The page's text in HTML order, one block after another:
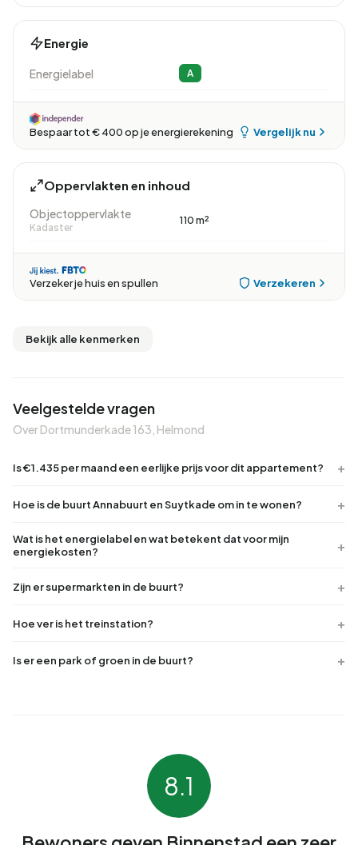
Energie
Energielabel A
Bespaar tot € 400 op je energierekening Vergelijk nu
Oppervlakten en inhoud
Objectoppervlakte
Kadaster
110 m²
Verzeker je huis en spullen Verzekeren
Bekijk alle kenmerken
Veelgestelde vragen
Over Dortmunderkade 163, Helmond
Is €1.435 per maand een eerlijke prijs voor dit appartement?
Hoe is de buurt Annabuurt en Suytkade om in te wonen?
Wat is het energielabel en wat betekent dat voor mijn
energiekosten?
Zijn er supermarkten in de buurt?
Hoe ver is het treinstation?
Is er een park of groen in de buurt?
8.1